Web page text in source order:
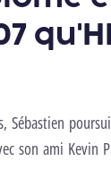
Sébastien
son ami Kevin